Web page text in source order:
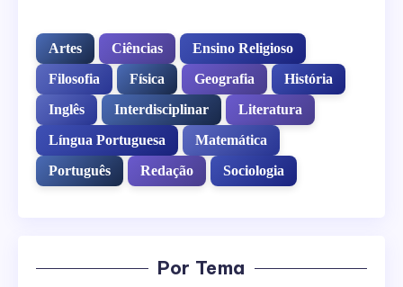
Artes Ciências
Ensino Religioso
Filosofia
Física Geografia
História
Inglês
Interdisciplinar
Literatura
Língua Portuguesa
Matemática
Português
Redação Sociologia
Por Tema